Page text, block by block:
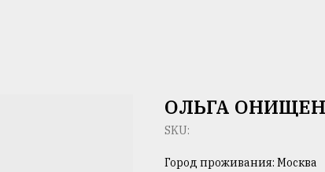
ОЛЬГА
SKU:
Город проживания: Москва